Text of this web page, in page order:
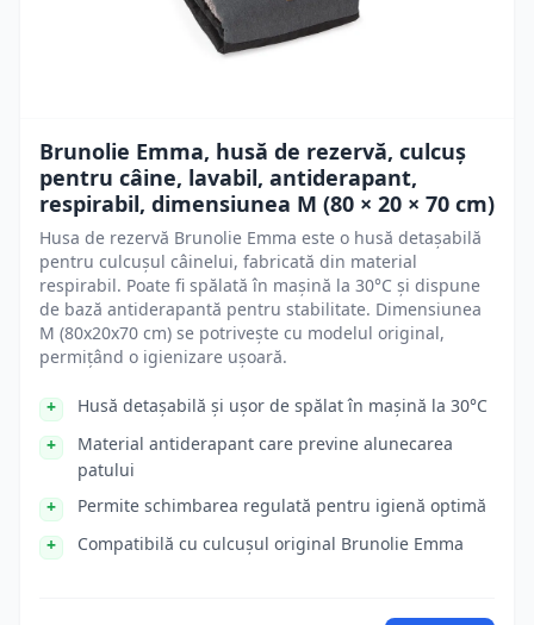
Brunolie Emma, husă de rezervă, ​​culcuș
pentru câine, lavabil, antiderapant,
respirabil, dimensiunea M (80 × 20 × 70 cm)
Husa de rezervă Brunolie Emma este o husă detașabilă
pentru culcușul câinelui, fabricată din material
respirabil. Poate fi spălată în mașină la 30°C și dispune
de bază antiderapantă pentru stabilitate. Dimensiunea
M (80x20x70 cm) se potrivește cu modelul original,
permițând o igienizare ușoară.
Husă detașabilă și ușor de spălat în mașină la 30°C
Material antiderapant care previne alunecarea
patului
Permite schimbarea regulată pentru igienă optimă
Compatibilă cu culcușul original Brunolie Emma